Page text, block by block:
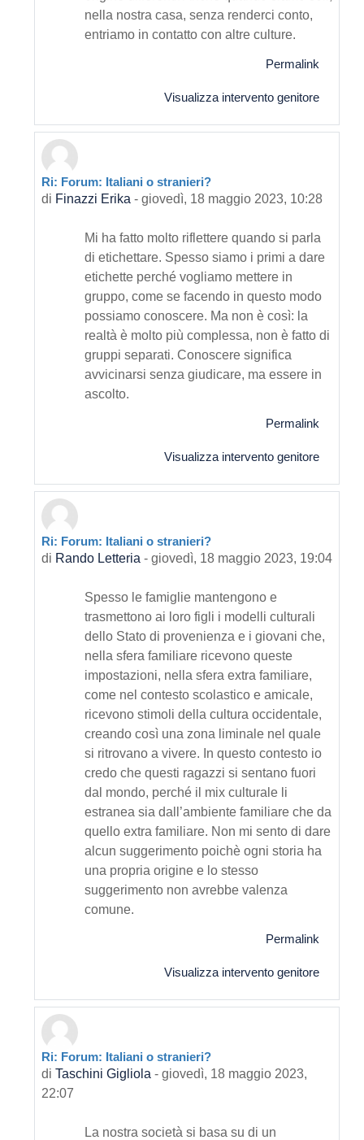
nella nostra casa, senza renderci conto,
entriamo in contatto con altre culture.
Permalink
Visualizza intervento genitore
In riposta a Primo intervento
Ri: Forum: Italiani o stranieri?
di Finazzi Erika - giovedì, 18 maggio 2023, 10:28
Mi ha fatto molto riflettere quando si parla
di etichettare. Spesso siamo i primi a dare
etichette perché vogliamo mettere in
gruppo, come se facendo in questo modo
possiamo conoscere. Ma non è così: la
realtà è molto più complessa, non è fatto di
gruppi separati. Conoscere significa
avvicinarsi senza giudicare, ma essere in
ascolto.
Permalink
Visualizza intervento genitore
In riposta a Primo intervento
Ri: Forum: Italiani o stranieri?
di Rando Letteria - giovedì, 18 maggio 2023, 19:04
Spesso le famiglie mantengono e
trasmettono ai loro figli i modelli culturali
dello Stato di provenienza e i giovani che,
nella sfera familiare ricevono queste
impostazioni, nella sfera extra familiare,
come nel contesto scolastico e amicale,
ricevono stimoli della cultura occidentale,
creando così una zona liminale nel quale
si ritrovano a vivere. In questo contesto io
credo che questi ragazzi si sentano fuori
dal mondo, perché il mix culturale li
estranea sia dall’ambiente familiare che da
quello extra familiare. Non mi sento di dare
alcun suggerimento poichè ogni storia ha
una propria origine e lo stesso
suggerimento non avrebbe valenza
comune.
Permalink
Visualizza intervento genitore
In riposta a Primo intervento
Ri: Forum: Italiani o stranieri?
di Taschini Gigliola - giovedì, 18 maggio 2023,
22:07
La nostra società si basa su di un